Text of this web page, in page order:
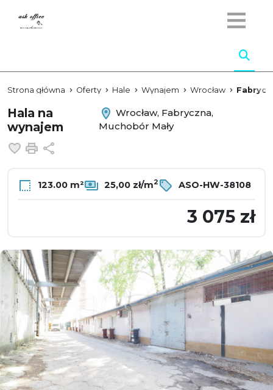
Strona główna Oferty Hale Wynajem Wrocław
Hala na
wynajem
Wrocław, Fabryczna,
Muchobór Mały
Dodaj do ulubionych
Drukuj
123.00 m² 25,00 zł/m2 ASO-HW-38108
3 075 zł